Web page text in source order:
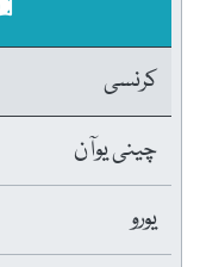
کرنسی
چینی یوآن
یورو